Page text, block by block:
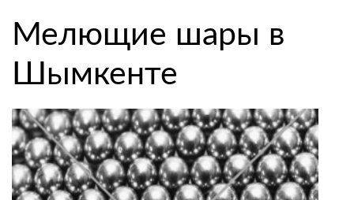
Мелющие шары в
Шымкенте